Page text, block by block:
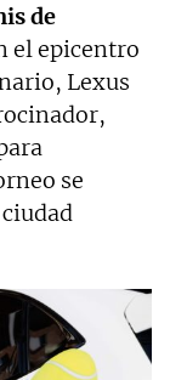
de
el epicentro
Lexus
se